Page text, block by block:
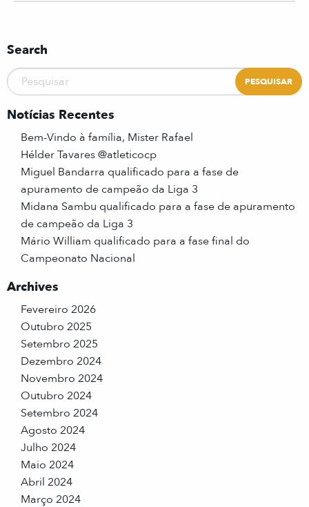
Search
Notícias Recentes
Bem-Vindo à família, Mister Rafael
Hélder Tavares @atleticocp
Miguel Bandarra qualificado para a fase de
apuramento de campeão da Liga 3
Midana Sambu qualificado para a fase de apuramento
de campeão da Liga 3
Mário William qualificado para a fase final do
Campeonato Nacional
Archives
Fevereiro 2026
Outubro 2025
Setembro 2025
Dezembro 2024
Novembro 2024
Outubro 2024
Setembro 2024
Agosto 2024
Julho 2024
Maio 2024
Abril 2024
Março 2024